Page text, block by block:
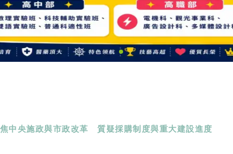
中央施政與市政改革 質疑採購制度與重大建設進度